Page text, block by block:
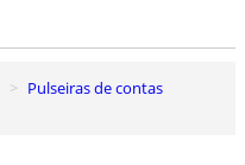
Pulseiras de contas